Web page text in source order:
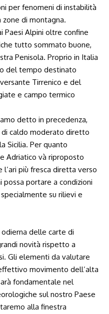
per fenomeni di instabilità
di montagna.
Paesi Alpini oltre confine
tutto sommato buone,
Penisola. Proprio in Italia
del tempo destinato
Tirrenico e del
e campo termico
detto in precedenza,
di caldo moderato diretto
Sicilia. Per quanto
Adriatico và riproposto
l’ari più fresca diretta verso
possa portare a condizioni
su rilievi e
delle carte di
novità rispetto a
Gli elementi da valutare
movimento dell’alta
fondamentale nel
sul nostro Paese
alla finestra